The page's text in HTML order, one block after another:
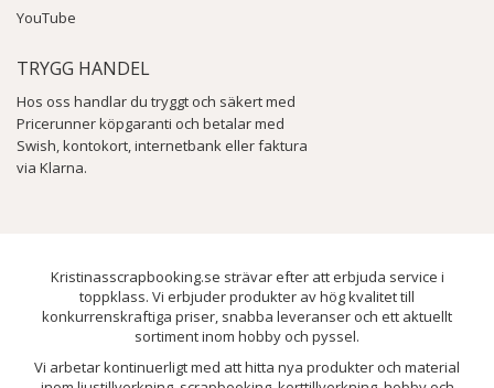
YouTube
TRYGG HANDEL
Hos oss handlar du tryggt och säkert med
Pricerunner köpgaranti och betalar med
Swish, kontokort, internetbank eller faktura
via Klarna.
Kristinasscrapbooking.se strävar efter att erbjuda service i
toppklass. Vi erbjuder produkter av hög kvalitet till
konkurrenskraftiga priser, snabba leveranser och ett aktuellt
sortiment inom hobby och pyssel.
Vi arbetar kontinuerligt med att hitta nya produkter och material